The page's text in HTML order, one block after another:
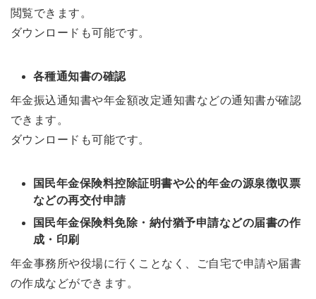
閲覧できます。
ダウンロードも可能です。
各種通知書の確認
年金振込通知書や年金額改定通知書などの通知書が確認
できます。
ダウンロードも可能です。
国民年金保険料控除証明書や公的年金の源泉徴収票
などの再交付申請
国民年金保険料免除・納付猶予申請などの届書の作
成・印刷
年金事務所や役場に行くことなく、ご自宅で申請や届書
の作成などができます。